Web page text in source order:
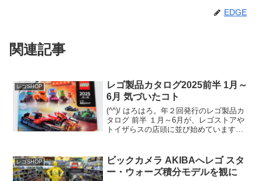
EDGE
関連記事
レゴSHOP
レゴ製品カタログ2025前半 1月～
6月 気づいたコト
(^^)/ はろはろ。年２回発行のレゴ製品カ
タログ 前半 １月～6月が、レゴストアや
トイザらスの店頭に並び始めています。
が、近日中にレゴショップの「レゴ製品
カタ...
レゴSHOP
ビックカメラ AKIBAへレゴ スタ
ー・ウォーズ積分モデルを観に